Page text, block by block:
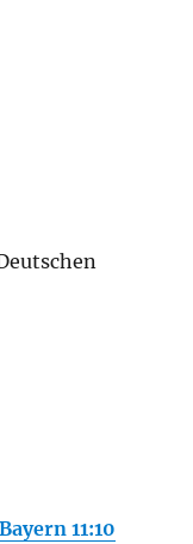
11:10